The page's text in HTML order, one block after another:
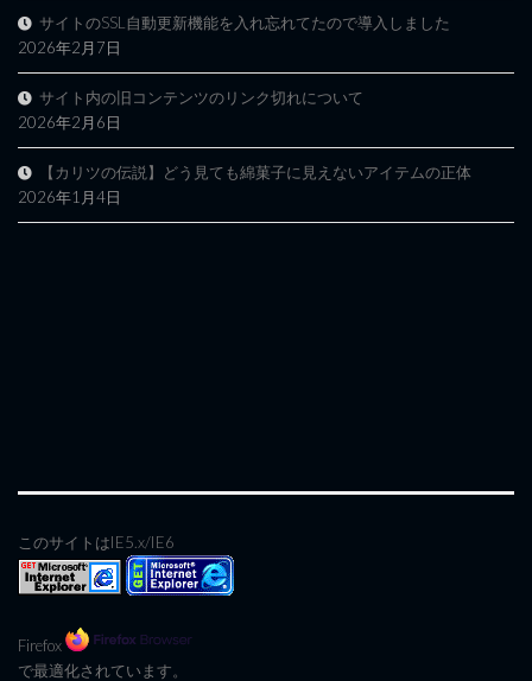
サイトのSSL自動更新機能を入れ忘れてたので導入しました
2026年2月7日
サイト内の旧コンテンツのリンク切れについて
2026年2月6日
【カリツの伝説】どう見ても綿菓子に見えないアイテムの正体
2026年1月4日
このサイトはIE5.x/IE6
Firefox
で最適化されています。